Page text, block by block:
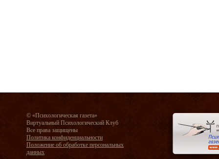
© «Психологическая газета»
Виртуальный Психологический Клуб
Все права защищены
Политика конфиденциальности
Положение об обработке персональных
данных